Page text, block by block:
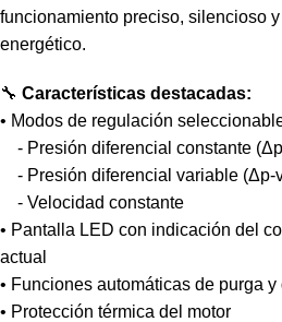
funcionamiento preciso, silencioso
energético.
🔧 Características destacadas:
• Modos de regulación
- Presión diferencial constante
- Presión diferencial variable (Δp-
- Velocidad constante
• Pantalla LED con indicación del
actual
• Funciones automáticas de purga
• Protección térmica del motor